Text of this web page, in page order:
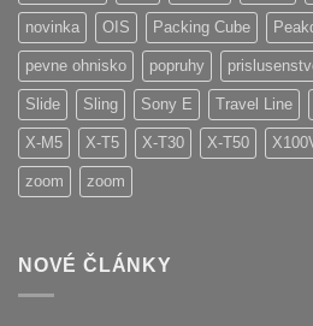
novinka OIS Packing Cube
pevne ohnisko popruhy
Slide Sling Sony E Travel Line
X-M5 X-T5 X-T30 X-T50
zoom zoom
NOVÉ ČLÁNKY